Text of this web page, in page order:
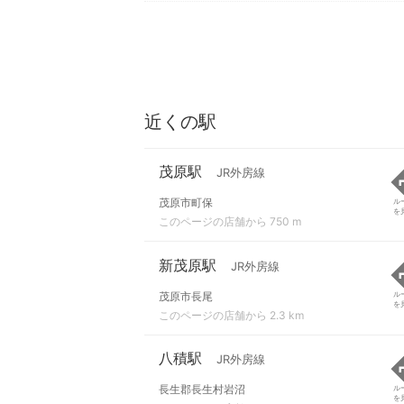
近くの駅
茂原駅 JR外房線
茂原市町保
このページの店舗から 750 m
ル
を
新茂原駅 JR外房線
茂原市長尾
このページの店舗から 2.3 km
ル
を
八積駅 JR外房線
長生郡長生村岩沼
ル
を